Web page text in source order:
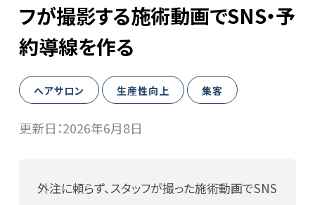
WEB予約
ヘアサロン
アイビューティーサロン
フが撮影する施術動画でSNS・予
約導線を作る
ヘアサロン 生産性向上 集客
更新日：2026年6月8日
外注に頼らず、スタッフが撮った施術動画でSNS